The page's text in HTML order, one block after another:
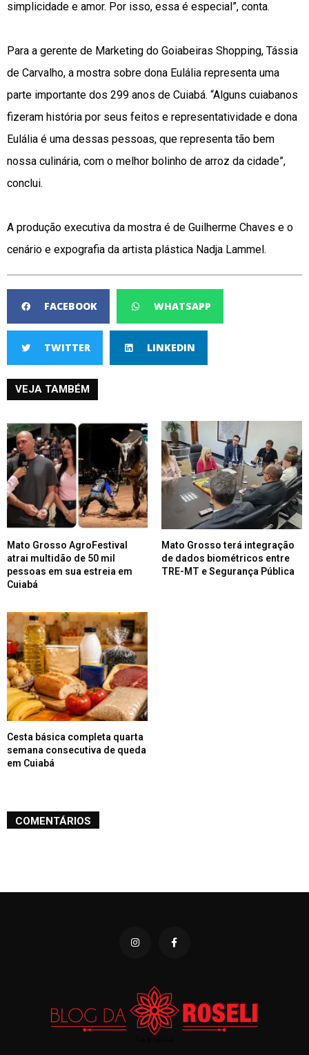
simplicidade e amor. Por isso, essa é especial”, conta.
Para a gerente de Marketing do Goiabeiras Shopping, Tássia
de Carvalho, a mostra sobre dona Eulália representa uma
parte importante dos 299 anos de Cuiabá. “Alguns cuiabanos
fizeram história por seus feitos e representatividade e dona
Eulália é uma dessas pessoas, que representa tão bem
nossa culinária, com o melhor bolinho de arroz da cidade”,
conclui.
A produção executiva da mostra é de Guilherme Chaves e o
cenário e expografia da artista plástica Nadja Lammel.
FACEBOOK WHATSAPP
TWITTER LINKEDIN
VEJA TAMBÉM
Mato Grosso AgroFestival
atrai multidão de 50 mil
pessoas em sua estreia em
Cuiabá
Mato Grosso terá integração
de dados biométricos entre
TRE-MT e Segurança Pública
Cesta básica completa quarta
semana consecutiva de queda
em Cuiabá
COMENTÁRIOS